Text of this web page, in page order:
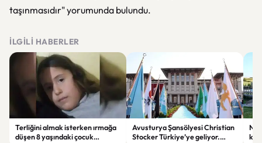
taşınmasıdır" yorumunda bulundu.
İLGILI HABERLER
Terliğini almak isterken ırmağa
düşen 8 yaşındaki çocuk
Avusturya Şansölyesi Christian
Stocker Türkiye’ye geliyor.